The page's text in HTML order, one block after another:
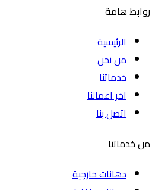
روابط هامة
الرئيسية
من نحن
خدماتنا
اخر اعمالنا
اتصل بنا
من خدماتنا
دهانات خارجية